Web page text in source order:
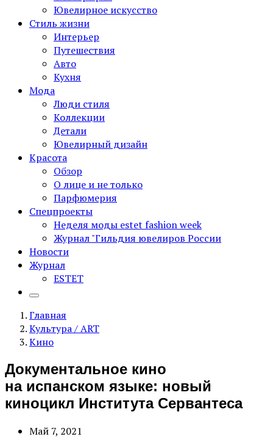
Ювелирное искусство
Стиль жизни
Интерьер
Путешествия
Авто
Кухня
Мода
Люди стиля
Коллекции
Детали
Ювелирный дизайн
Красота
Обзор
О лице и не только
Парфюмерия
Спецпроекты
Неделя моды estet fashion week
Журнал "Гильдия ювелиров России
Новости
Журнал
ESTET
Главная
Культура / ART
Кино
Документальное кино
на испанском языке: новый
киноцикл Института Сервантеса
Май 7, 2021